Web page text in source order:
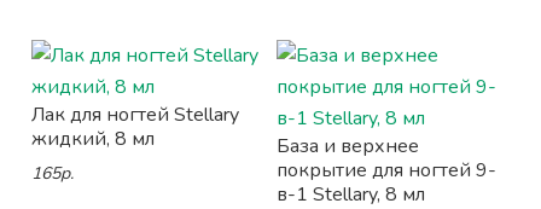
Лак для ногтей Stellary
жидкий, 8 мл
165р.
База и верхнее
покрытие для ногтей 9-
в-1 Stellary, 8 мл